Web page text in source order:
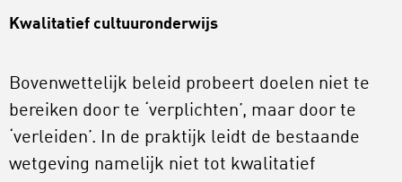
Kwalitatief cultuuronderwijs
Bovenwettelijk beleid probeert doelen niet te
bereiken door te ‘verplichten’, maar door te
‘verleiden’. In de praktijk leidt de bestaande
wetgeving namelijk niet tot kwalitatief